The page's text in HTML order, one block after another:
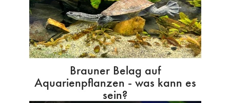
Brauner Belag auf
Aquarienpflanzen - was kann es
sein?